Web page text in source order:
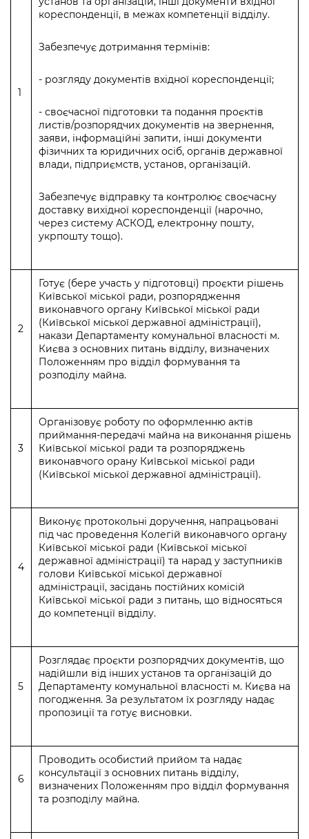
Підприємства, установи, організації
Безбар'єрність
Київська міська військова адміністрація
Портал Захисників та Захисниць
Безбар'єрність
Портал послуг
Міський застосунок Київ Цифровий
Важливе під час воєнного стану
Уряд» – місцевий рівень»
Важливе під час воєнного стану
Про відкриті дані
Портал даних Києва
1
кореспонденції, в межах компетенції відділу.
Забезпечує дотримання термінів:
- розгляду документів вхідної кореспонденції;
- своєчасної підготовки та подання проєктів
листів/розпорядчих документів на звернення,
заяви, інформаційні запити, інші документи
фізичних та юридичних осіб, органів державної
влади, підприємств, установ, організацій.
Забезпечує відправку та контролює своєчасну
доставку вихідної кореспонденції (нарочно,
через систему АСКОД, електронну пошту,
укрпошту тощо).
2
Готує (бере участь у підготовці) проєкти рішень
Київської міської ради, розпорядження
виконавчого органу Київської міської ради
(Київської міської державної адміністрації),
накази Департаменту комунальної власності м.
Києва з основних питань відділу, визначених
Положенням про відділ формування та
розподілу майна.
3
Організовує роботу по оформленню актів
приймання-передачі майна на виконання рішень
Київської міської ради та розпоряджень
виконавчого орану Київської міської ради
(Київської міської державної адміністрації).
4
Виконує протокольні доручення, напрацьовані
під час проведення Колегій виконавчого органу
Київської міської ради (Київської міської
державної адміністрації) та нарад у заступників
голови Київської міської державної
адміністрації, засідань постійних комісій
Київської міської ради з питань, що відносяться
до компетенції відділу.
5
Розглядає проєкти розпорядчих документів, що
надійшли від інших установ та організацій до
Департаменту комунальної власності м. Києва на
погодження. За результатом їх розгляду надає
пропозиції та готує висновки.
6
Проводить особистий прийом та надає
консультації з основних питань відділу,
визначених Положенням про відділ формування
та розподілу майна.